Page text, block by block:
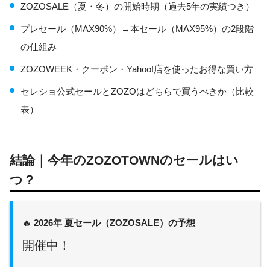
ZOZOSALE（夏・冬）の開始時期（過去5年の実績つき）
プレセール（MAX90%）→本セール（MAX95%）の2段階
の仕組み
ZOZOWEEK・クーポン・Yahoo!店を使ったお得な買い方
セレショ公式セールとZOZOはどちらで買うべきか（比較
表）
結論｜今年のZOZOTOWNのセールはい
つ？
🔥2026年 夏セール（ZOZOSALE）の予想
開催中！